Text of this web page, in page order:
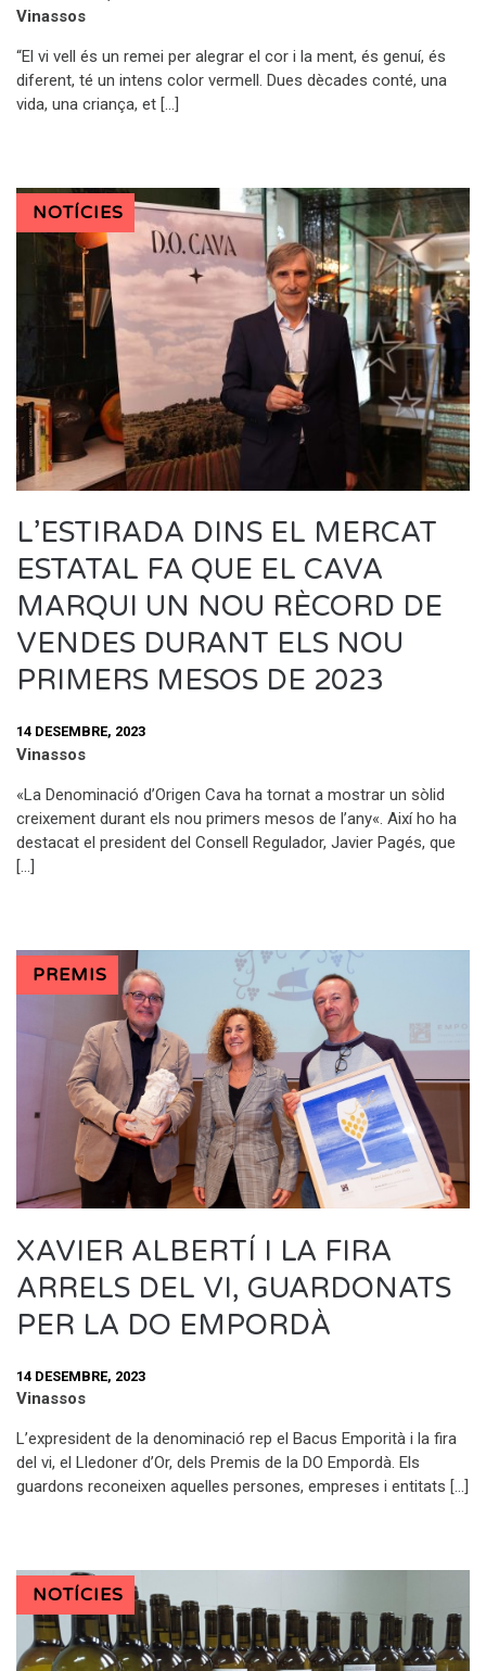
Vinassos
“El vi vell és un remei per alegrar el cor i la ment, és genuí, és
diferent, té un intens color vermell. Dues dècades conté, una
vida, una criança, et […]
NOTÍCIES
L’ESTIRADA DINS EL MERCAT
ESTATAL FA QUE EL CAVA
MARQUI UN NOU RÈCORD DE
VENDES DURANT ELS NOU
PRIMERS MESOS DE 2023
14 DESEMBRE, 2023
Vinassos
«La Denominació d’Origen Cava ha tornat a mostrar un sòlid
creixement durant els nou primers mesos de l’any«. Així ho ha
destacat el president del Consell Regulador, Javier Pagés, que
[…]
PREMIS
XAVIER ALBERTÍ I LA FIRA
ARRELS DEL VI, GUARDONATS
PER LA DO EMPORDÀ
14 DESEMBRE, 2023
Vinassos
L’expresident de la denominació rep el Bacus Emporità i la fira
del vi, el Lledoner d’Or, dels Premis de la DO Empordà. Els
guardons reconeixen aquelles persones, empreses i entitats […]
NOTÍCIES